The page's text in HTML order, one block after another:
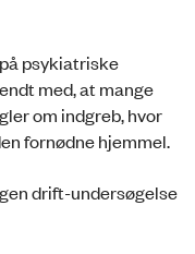
psykiatriske
med, at mange
om indgreb, hvor
fornødne hjemmel.
drift-undersøgelse